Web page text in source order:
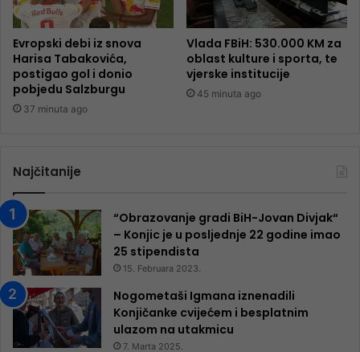
Evropski debi iz snova
Harisa Tabakovića,
postigao gol i donio
pobjedu Salzburgu
37 minuta ago
Vlada FBiH: 530.000 KM za
oblast kulture i sporta, te
vjerske institucije
45 minuta ago
Najčitanije
“Obrazovanje gradi BiH-Jovan Divjak“
– Konjic je u posljednje 22 godine imao
25 ​​stipendista
15. Februara 2023.
Nogometaši Igmana iznenadili
Konjičanke cvijećem i besplatnim
ulazom na utakmicu
7. Marta 2025.